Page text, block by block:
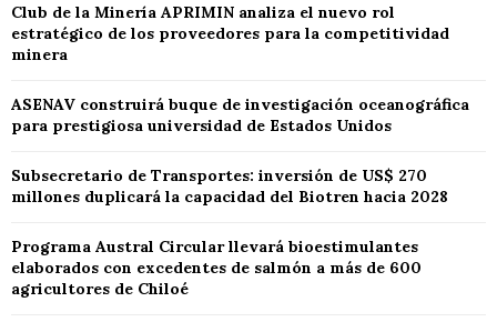
Club de la Minería APRIMIN analiza el nuevo rol
estratégico de los proveedores para la competitividad
minera
ASENAV construirá buque de investigación oceanográfica
para prestigiosa universidad de Estados Unidos
Subsecretario de Transportes: inversión de US$ 270
millones duplicará la capacidad del Biotren hacia 2028
Programa Austral Circular llevará bioestimulantes
elaborados con excedentes de salmón a más de 600
agricultores de Chiloé